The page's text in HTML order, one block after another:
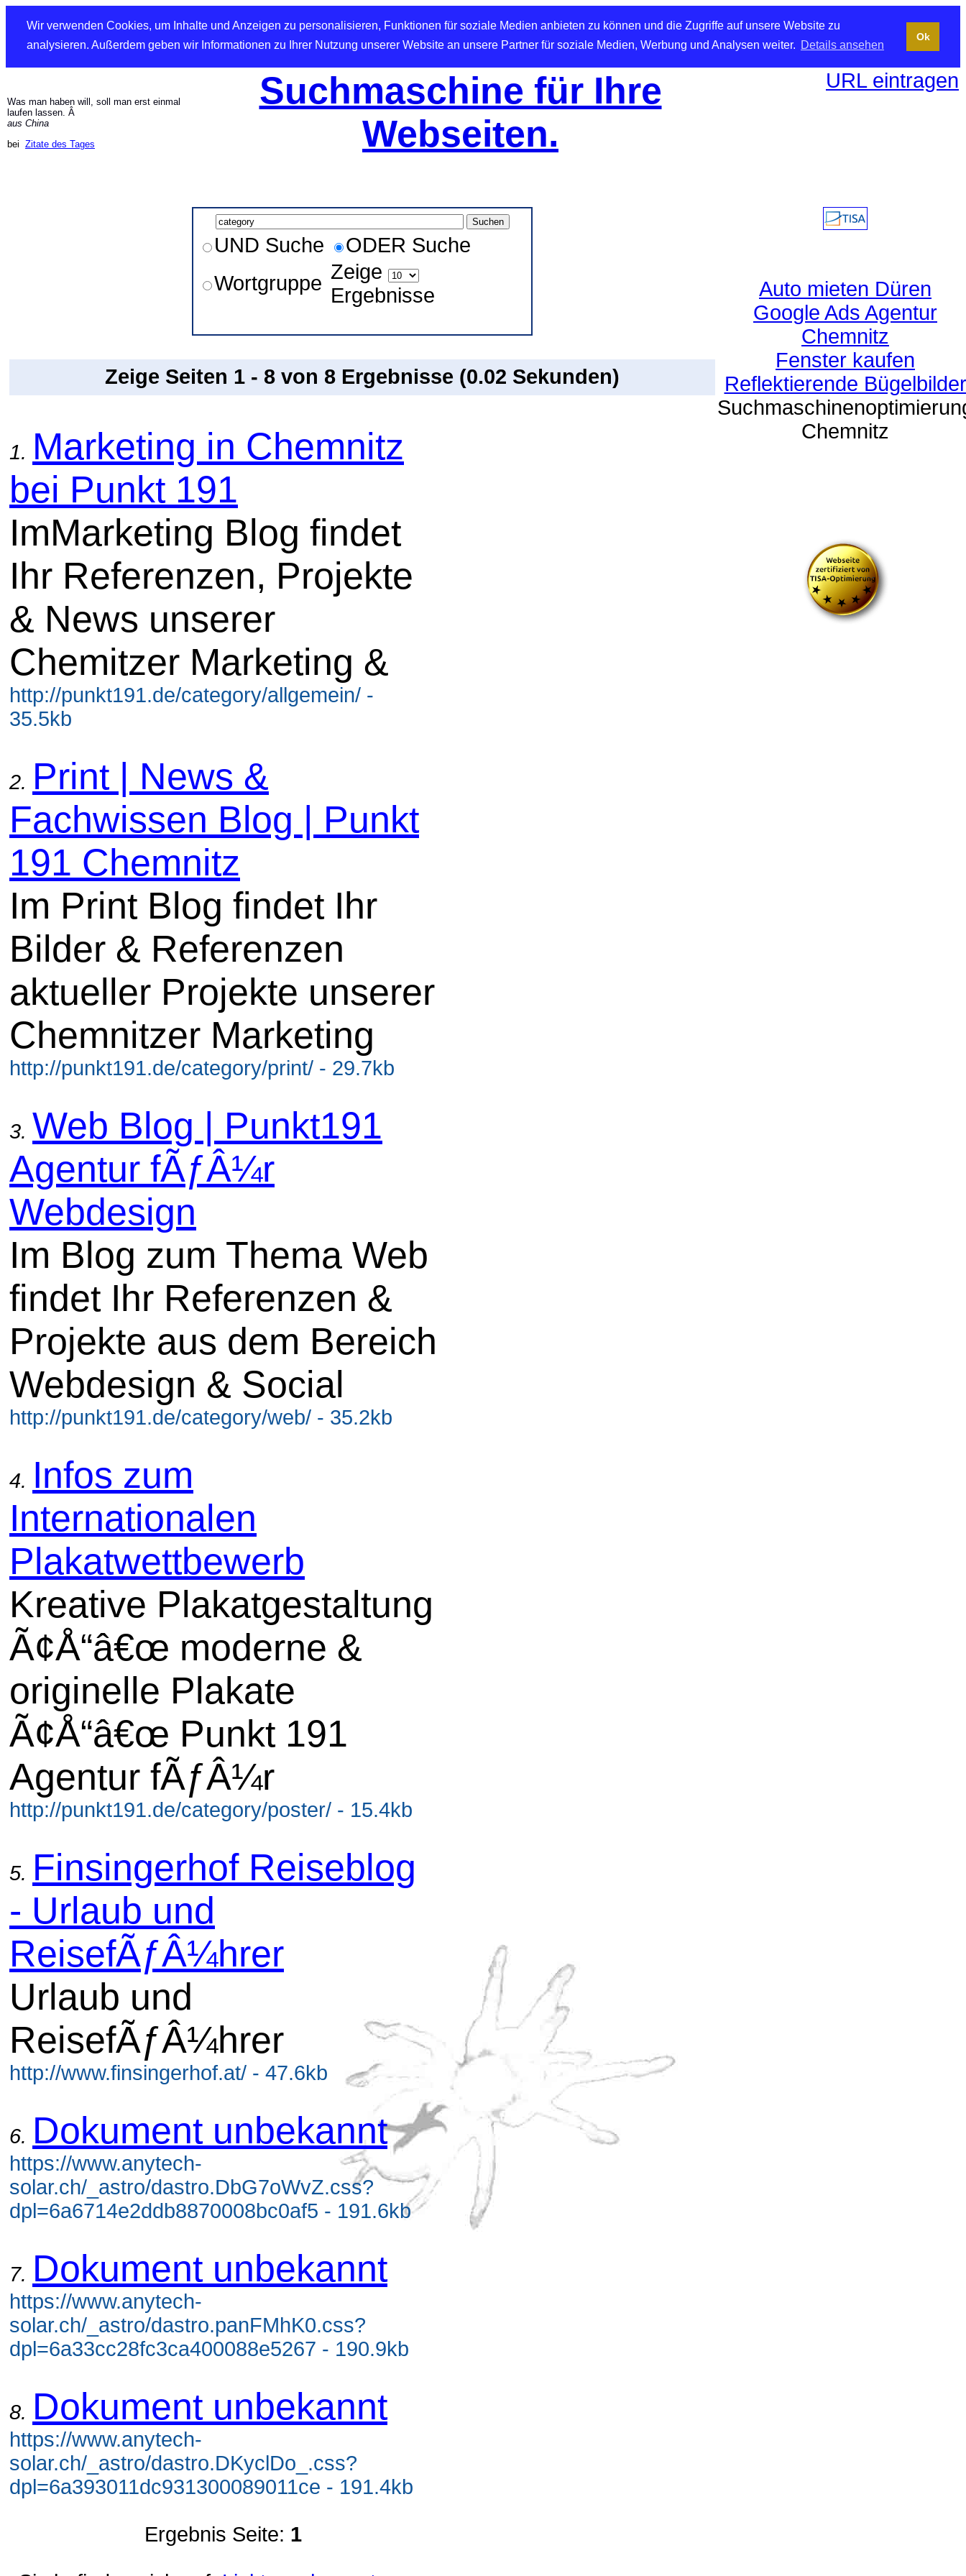
Wir verwenden Cookies, um Inhalte und Anzeigen zu personalisieren, Funktionen für soziale Medien anbieten zu können und die Zugriffe auf unsere Website zu
analysieren. Außerdem geben wir Informationen zu Ihrer Nutzung unserer Website an unsere Partner für soziale Medien, Werbung und Analysen weiter. Details ansehen
Ok
Was man haben will, soll man erst einmal
laufen lassen. Â
aus China
bei Zitate des Tages
Suchmaschine für Ihre
Webseiten.
URL eintragen
UND Suche
ODER Suche
Wortgruppe Zeige
Ergebnisse
Zeige Seiten 1 - 8 von 8 Ergebnisse (0.02 Sekunden)
1. Marketing in Chemnitz
bei Punkt 191
ImMarketing Blog findet
Ihr Referenzen, Projekte
& News unserer
Chemitzer Marketing &
http://punkt191.de/category/allgemein/ -
35.5kb
2. Print | News &
Fachwissen Blog | Punkt
191 Chemnitz
Im Print Blog findet Ihr
Bilder & Referenzen
aktueller Projekte unserer
Chemnitzer Marketing
http://punkt191.de/category/print/ - 29.7kb
3. Web Blog | Punkt191
Agentur fÃƒÂ¼r
Webdesign
Im Blog zum Thema Web
findet Ihr Referenzen &
Projekte aus dem Bereich
Webdesign & Social
http://punkt191.de/category/web/ - 35.2kb
4. Infos zum
Internationalen
Plakatwettbewerb
Kreative Plakatgestaltung
Ã¢Å“â€œ moderne &
originelle Plakate
Ã¢Å“â€œ Punkt 191
Agentur fÃƒÂ¼r
http://punkt191.de/category/poster/ - 15.4kb
5. Finsingerhof Reiseblog
- Urlaub und
ReisefÃƒÂ¼hrer
Urlaub und
ReisefÃƒÂ¼hrer
http://www.finsingerhof.at/ - 47.6kb
6. Dokument unbekannt
https://www.anytech-
solar.ch/_astro/dastro.DbG7oWvZ.css?
dpl=6a6714e2ddb8870008bc0af5 - 191.6kb
7. Dokument unbekannt
https://www.anytech-
solar.ch/_astro/dastro.panFMhK0.css?
dpl=6a33cc28fc3ca400088e5267 - 190.9kb
8. Dokument unbekannt
https://www.anytech-
solar.ch/_astro/dastro.DKyclDo_.css?
dpl=6a393011dc931300089011ce - 191.4kb
Ergebnis Seite: 1
Auto mieten Düren
Google Ads Agentur
Chemnitz
Fenster kaufen
Reflektierende Bügelbilder
Chemnitz